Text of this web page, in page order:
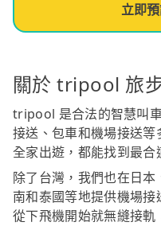
立即
關於 tripool 旅
tripool 是合法的智慧叫
接送、包車和機場接送
全家出遊，都能找到最合
除了台灣，我們也在日
南和泰國等地提供機場
從下飛機開始就無縫接軌